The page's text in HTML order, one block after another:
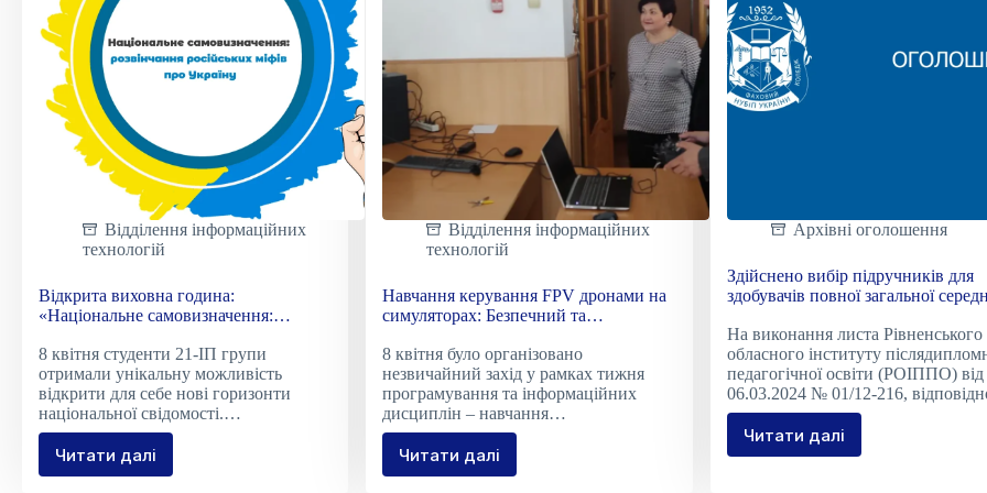
Відділення інформаційних
технологій
Відкрита виховна година:
«Національне самовизначення:
Україну»
8 квітня студенти 21-ІП групи
отримали унікальну можливість
відкрити для себе нові горизонти
національної свідомості.…
Читати далі
Відкрита
Відділення інформаційних
технологій
Навчання керування FPV дронами на
симуляторах: Безпечний та
8 квітня було організовано
незвичайний захід у рамках тижня
програмування та інформаційних
дисциплін – навчання…
Читати далі
Навчання
Архівні оголошення
Здійснено вибір підручників для
здобувачів повної загальної
На виконання листа Рівненського
обласного інституту
педагогічної освіти (РОІППО) від
06.03.2024 № 01/12-216,
Читати далі
Здійснено